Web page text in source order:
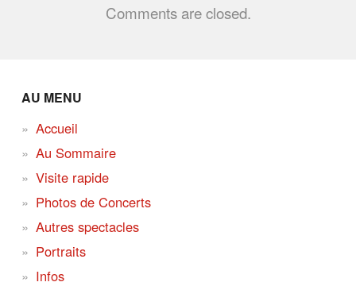
Comments are closed.
AU MENU
Accueil
Au Sommaire
Visite rapide
Photos de Concerts
Autres spectacles
Portraits
Infos